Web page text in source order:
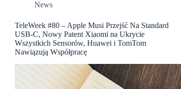
News
TeleWeek #80 – Apple Musi Przejść Na Standard
USB-C, Nowy Patent Xiaomi na Ukrycie
Wszystkich Sensorów, Huawei i TomTom
Nawiązują Współpracę